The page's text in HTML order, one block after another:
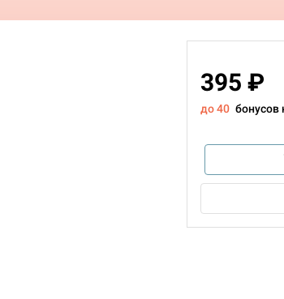
395 ₽
до 40 бонусов